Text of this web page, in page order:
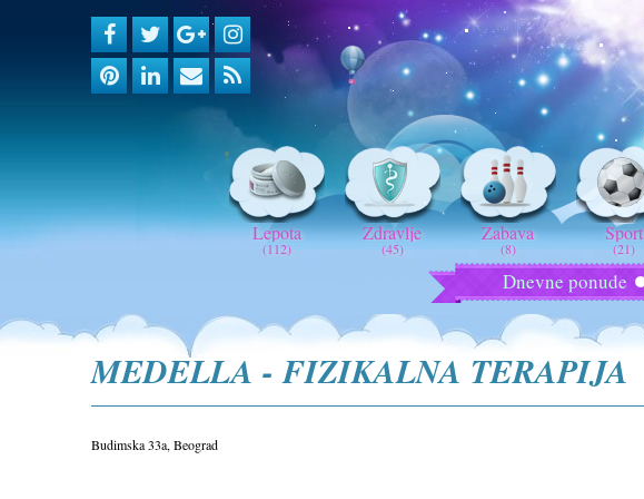
Lepota
(112)
Zdravlje
(45)
Zabava
(8)
Sport
(21)
Dnevne ponude
MEDELLA - FIZIKALNA TERAPIJA
Budimska 33a, Beograd